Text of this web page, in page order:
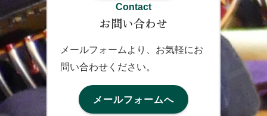
Contact
お問い合わせ
メールフォームより、お気軽にお
問い合わせください。
メールフォームへ